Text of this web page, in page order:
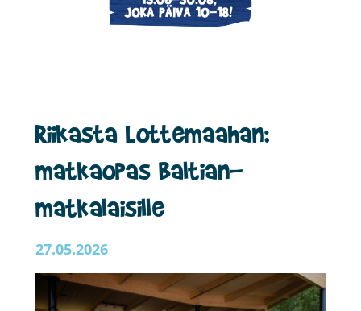
Riikasta Lottemaahan:
matkaopas Baltian-
matkalaisille
27.05.2026